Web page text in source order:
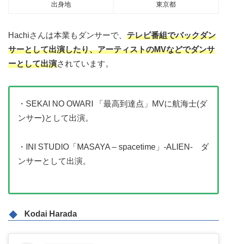
出身地 東京都
Hachiさんは本業もダンサーで、 テレビ番組でバックダン
サーとして出演したり、アーティストのMVなどでダンサ
ーとして出演されています。
・SEKAI NO OWARI 「最高到達点」MVに航海士(ダ
ンサー)として出演。
・INI STUDIO「MASAYA – spacetime」-ALIEN- ダ
ンサーとして出演。
Kodai Harada